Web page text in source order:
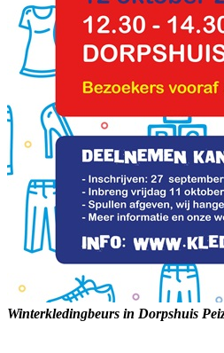
Winterkledingbeurs in Dorpshuis